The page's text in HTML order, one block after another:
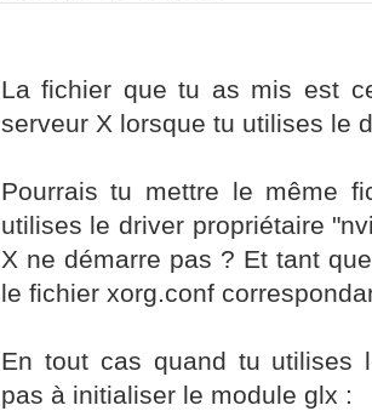
La fichier que tu as mis est
serveur X lorsque tu utilises le
Pourrais tu mettre le même
utilises le driver propriétaire
X ne démarre pas ? Et tant
le fichier xorg.conf
En tout cas quand tu utilises
pas à initialiser le module glx :